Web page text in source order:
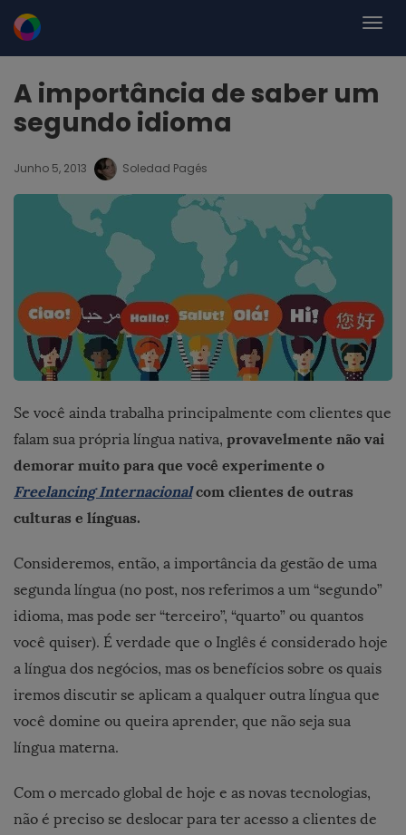
A importância de saber um
segundo idioma
Junho 5, 2013 Soledad Pagés
Se você ainda trabalha principalmente com clientes que
falam sua própria língua nativa, provavelmente não vai
demorar muito para que você experimente o
Freelancing Internacionalcom clientes de outras
culturas e línguas.
Consideremos, então, a importância da gestão de uma
segunda língua (no post, nos referimos a um “segundo”
idioma, mas pode ser “terceiro”, “quarto” ou quantos
você quiser). É verdade que o Inglês é considerado hoje
a língua dos negócios, mas os benefícios sobre os quais
iremos discutir se aplicam a qualquer outra língua que
você domine ou queira aprender, que não seja sua
língua materna.
Com o mercado global de hoje e as novas tecnologias,
não é preciso se deslocar para ter acesso a clientes de